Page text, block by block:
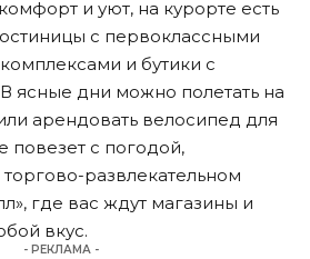
и уют, на курорте есть
с первоклассными
и бутики с
ясные дни можно полетать на
арендовать велосипед для
повезет с погодой,
развлекательном
где вас ждут магазины и
вкус.
- РЕКЛАМА -